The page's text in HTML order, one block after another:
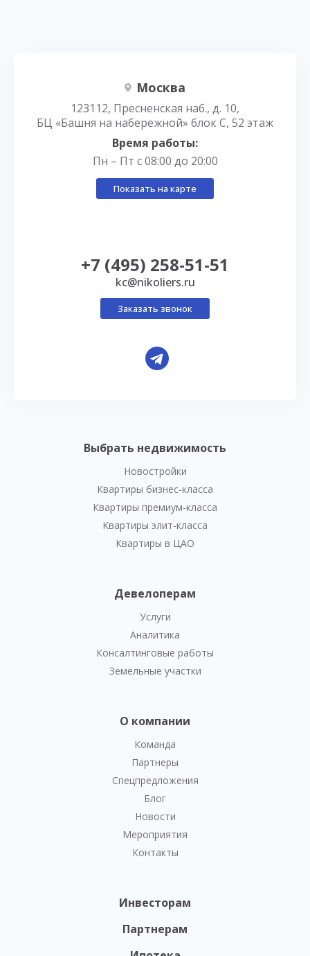
Выбрать недвижимость
Новостройки
Квартиры бизнес-класса
Квартиры премиум-класса
Квартиры элит-класса
Квартиры в ЦАО
Девелоперам
Услуги
Аналитика
Консалтинговые работы
Земельные участки
О компании
Команда
Партнеры
Спецпредложения
Блог
Новости
Мероприятия
Контакты
Инвесторам
Партнерам
Москва
123112, Пресненская наб., д. 10,
БЦ «Башня на набережной» блок С, 52 этаж
Время работы:
Пн – Пт с 08:00 до 20:00
Показать на карте
+7 (495) 258-51-51
kc@nikoliers.ru
Заказать звонок